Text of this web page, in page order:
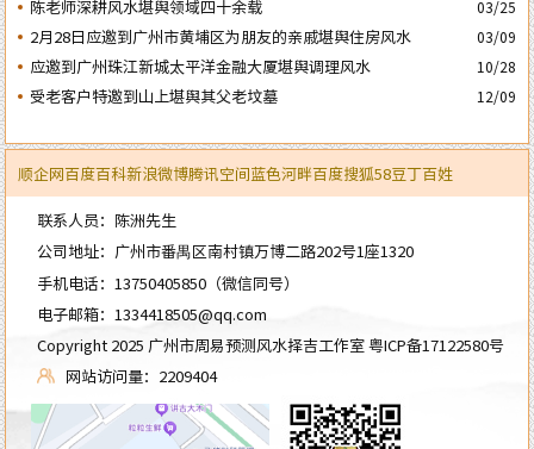
陈老师深耕风水堪舆领域四十余载 03/25
2月28日应邀到广州市黄埔区为朋友的亲戚堪舆住房风水 03/09
应邀到广州珠江新城太平洋金融大厦堪舆调理风水 10/28
受老客户特邀到山上堪舆其父老坟墓 12/09
顺企网百度百科新浪微博腾讯空间蓝色河畔百度搜狐58豆丁百姓
联系人员：陈洲先生
公司地址：广州市番禺区南村镇万博二路202号1座1320
手机电话： 13750405850（微信同号）
电子邮箱： 1334418505@qq.com
Copyright 2025 广州市周易预测风水择吉工作室粤ICP备17122580号
网站访问量：2209404